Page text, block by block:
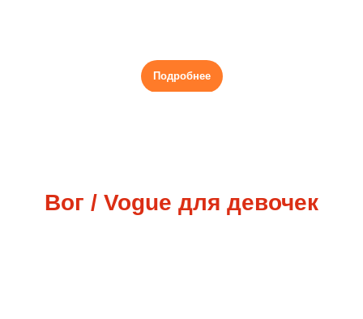
Подробнее
Вог / Vogue для девочек